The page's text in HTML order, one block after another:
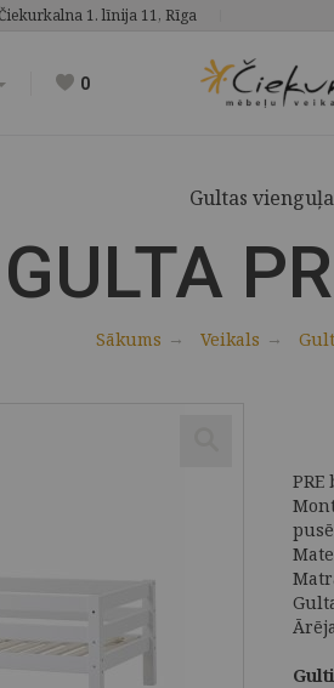
1. līnija 11, Rīga
0
Gultas
GULTA
Sākums Veikals